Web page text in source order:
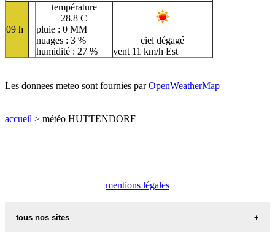
09 h
température
28.8 C
pluie : 0 MM
nuages : 3 %
humidité : 27 %
ciel dégagé
vent 11 km/h Est
Les donnees meteo sont fournies parOpenWeatherMap
accueil > météo HUTTENDORF
mentions légales
tous nos sites